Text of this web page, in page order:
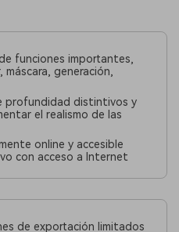
funciones importantes,
generación,
profundidad distintivos y
el realismo de las
online y accesible
con acceso a Internet
de exportación limitados